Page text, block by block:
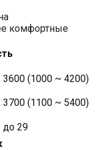
комфортные
3600 (1000 ~ 4200)
3700 (1100 ~ 5400)
до 29